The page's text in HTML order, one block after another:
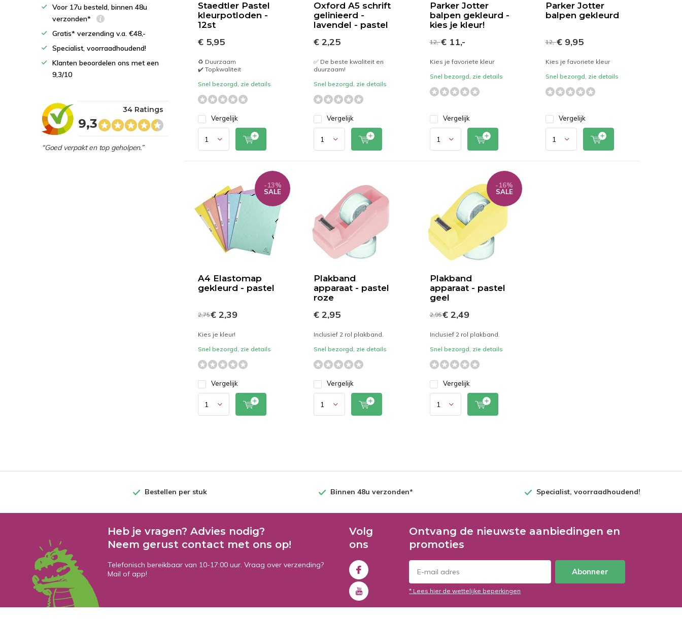
Staedtler Pastel
kleurpotloden -
12st
€ 5,95
♻️ Duurzaam
✔️ Topkwaliteit
Snel bezorgd, zie details
Vergelijk
Oxford A5 schrift
gelinieerd -
lavendel - pastel
€ 2,25
✅ De beste kwaliteit en
duurzaam!
Snel bezorgd, zie details
Vergelijk
Parker Jotter
balpen gekleurd -
kies je kleur!
12,-€ 11,-
Kies je favoriete kleur
Snel bezorgd, zie details
Vergelijk
Parker Jotter
balpen gekleurd
12,-€ 9,95
Kies je favoriete kleur
Snel bezorgd, zie details
Vergelijk
A4 Elastomap
gekleurd - pastel
-13%
SALE
2,75€ 2,39
Kies je kleur!
Snel bezorgd, zie details
Vergelijk
Plakband
apparaat - pastel
roze
€ 2,95
Inclusief 2 rol plakband.
Snel bezorgd, zie details
Vergelijk
Plakband
apparaat - pastel
geel
-16%
SALE
2,95€ 2,49
Inclusief 2 rol plakband.
Snel bezorgd, zie details
Vergelijk
Voor 17u besteld, binnen 48u
verzonden*
Gratis* verzending v.a. €48,-
Specialist, voorraadhoudend!
Klanten beoordelen ons met een
9,3/10
9,3
34 Ratings
“Goed verpakt en top geholpen.”
Bestellen per stuk Binnen 48u verzonden* Specialist, voorraadhoudend!
Heb je vragen? Advies nodig?
Neem gerust contact met ons op!
Telefonisch bereikbaar van 10-17:00 uur. Vraag over verzending?
Mail of app!
Volg
ons
Ontvang de nieuwste aanbiedingen en
promoties
Abonneer
* Lees hier de wettelijke beperkingen